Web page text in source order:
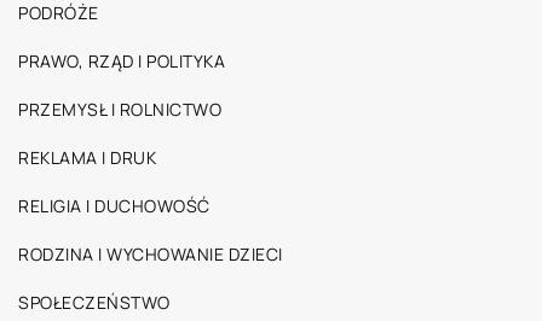
PODRÓŻE
PRAWO, RZĄD I POLITYKA
PRZEMYSŁ I ROLNICTWO
REKLAMA I DRUK
RELIGIA I DUCHOWOŚĆ
RODZINA I WYCHOWANIE DZIECI
SPOŁECZEŃSTWO